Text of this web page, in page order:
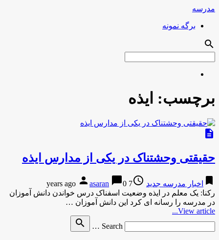
مدرسه
برگه نمونه
search
برچسب: ایذه
description
حقیقتی وحشتناک در یکی از مدارس ایذه
bookmark اخبار مدرسه جدید access_time
7 years ago
person asaran chat_bubble0
رکنا: یک معلم در ایذه وضعیت اسفناک درس خواندن دانش آموزان
در مدرسه را رسانه ای کرد این دانش آموزان …
View article...
Search …
search